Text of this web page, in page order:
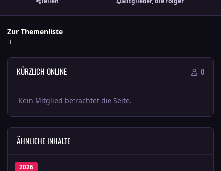
Zur Themenliste
KÜRZLICH ONLINE 0
Kein Mitglied betrachtet die Seite.
ÄHNLICHE INHALTE
Teil 4 06.06.2026 - PR - Abenteuer auf der Basis
2026